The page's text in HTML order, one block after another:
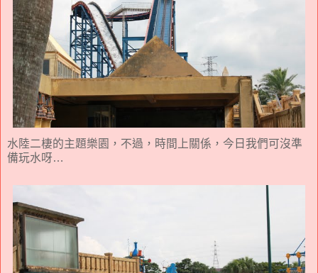
水陸二棲的主題樂園，不過，時間上關係，今日我們可沒準
備玩水呀…